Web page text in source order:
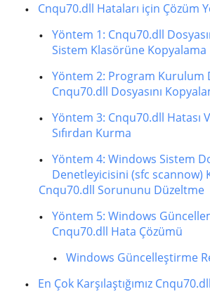
Cnqu70.dll Hataları için Çözüm
Yöntem 1: Cnqu70.dll
Sistem Klasörüne Kopyalama
Yöntem 2: Program Kurulum
Cnqu70.dll Dosyasını
Yöntem 3: Cnqu70.dll Hatası
Sıfırdan Kurma
Yöntem 4: Windows Sistem
Denetleyicisini (sfc scannow)
Cnqu70.dll Sorununu Düzeltme
Yöntem 5: Windows
Cnqu70.dll Hata Çözümü
Windows Güncelleştirme
En Çok Karşılaştığımız